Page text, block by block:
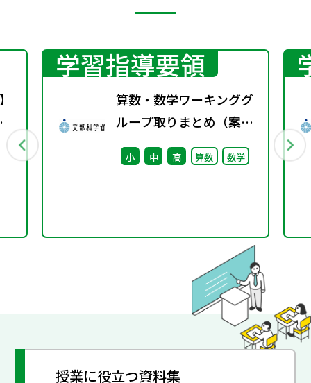
学習指導要領
算数・数学ワーキンググ
ループ取りまとめ（案）
※会議後修正
小 中 高 算数 数学
授業に役立つ資料集